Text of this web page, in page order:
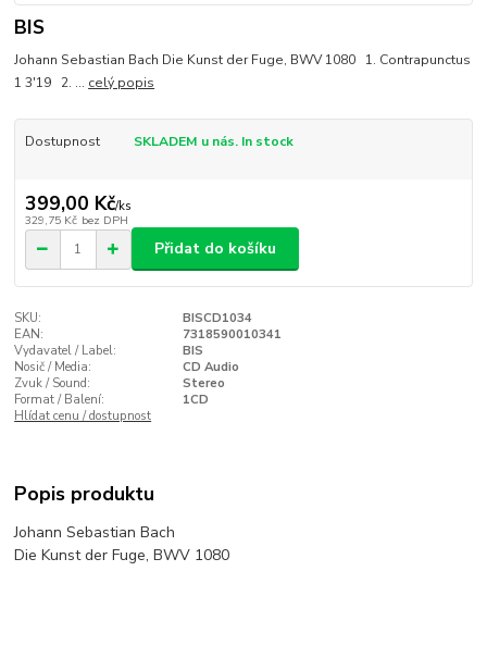
BIS
Johann Sebastian Bach Die Kunst der Fuge, BWV 1080 1. Contrapunctus
1 3'19 2. ... celý popis
Dostupnost SKLADEM u nás. In stock
399,00 Kč/ks
329,75 Kč bez DPH
Přidat do košíku
SKU:
BISCD1034
EAN:
7318590010341
Vydavatel / Label:
BIS
Nosič / Media:
CD Audio
Zvuk / Sound:
Stereo
Format / Balení:
1CD
Hlídat cenu / dostupnost
Popis produktu
Johann Sebastian Bach
Die Kunst der Fuge, BWV 1080